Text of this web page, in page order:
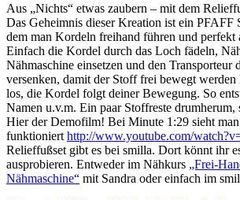
Aus „Nichts“ etwas zaubern – mit dem
Das Geheimnis dieser Kreation ist ein PFAFF
dem man Kordeln freihand führen und perfekt
Einfach die Kordel durch das Loch fädeln,
Nähmaschine einsetzen und den Transporteur
versenken, damit der Stoff frei bewegt werden
los, die Kordel folgt deiner Bewegung. So
Namen u.v.m. Ein paar Stoffreste drumherum,
Hier der Demofilm! Bei Minute 1:29 sieht
funktioniert http://www.youtube.com/
Relieffußset gibt es bei smilla. Dort könnt ihr
ausprobieren. Entweder im Nähkurs „Frei-
Nähmaschine“ mit Sandra oder einfach im